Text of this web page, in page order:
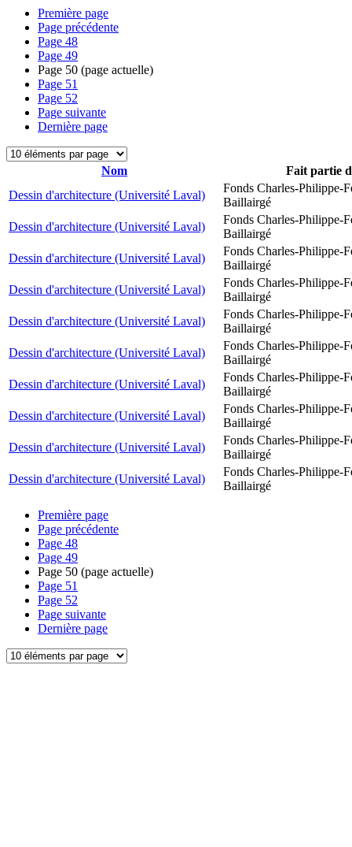
Première page
Page précédente
Page 48
Page 49
Page 50 (page actuelle)
Page 51
Page 52
Page suivante
Dernière page
Nom
Fait partie
Dessin d'architecture (Université Laval)
Fonds Charles-Philippe-
Baillairgé
Dessin d'architecture (Université Laval)
Fonds Charles-Philippe-
Baillairgé
Dessin d'architecture (Université Laval)
Fonds Charles-Philippe-
Baillairgé
Dessin d'architecture (Université Laval)
Fonds Charles-Philippe-
Baillairgé
Dessin d'architecture (Université Laval)
Fonds Charles-Philippe-
Baillairgé
Dessin d'architecture (Université Laval)
Fonds Charles-Philippe-
Baillairgé
Dessin d'architecture (Université Laval)
Fonds Charles-Philippe-
Baillairgé
Dessin d'architecture (Université Laval)
Fonds Charles-Philippe-
Baillairgé
Dessin d'architecture (Université Laval)
Fonds Charles-Philippe-
Baillairgé
Dessin d'architecture (Université Laval)
Fonds Charles-Philippe-
Baillairgé
Première page
Page précédente
Page 48
Page 49
Page 50 (page actuelle)
Page 51
Page 52
Page suivante
Dernière page